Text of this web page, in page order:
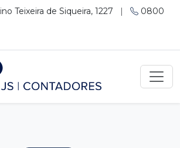
Teixeira de Siqueira, 1227 |
0800